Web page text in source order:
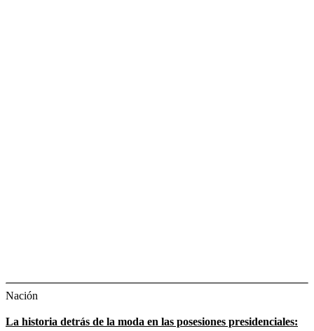
Nación
La historia detrás de la moda en las posesiones presidenciales: